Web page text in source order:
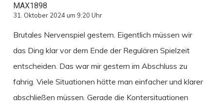
MAX1898
31. Oktober 2024 um 9:20 Uhr
Brutales Nervenspiel gestern. Eigentlich müssen wir
das Ding klar vor dem Ende der Regulären Spielzeit
entscheiden. Das war mir gestern im Abschluss zu
fahrig. Viele Situationen hätte man einfacher und klarer
abschließen müssen. Gerade die Kontersituationen